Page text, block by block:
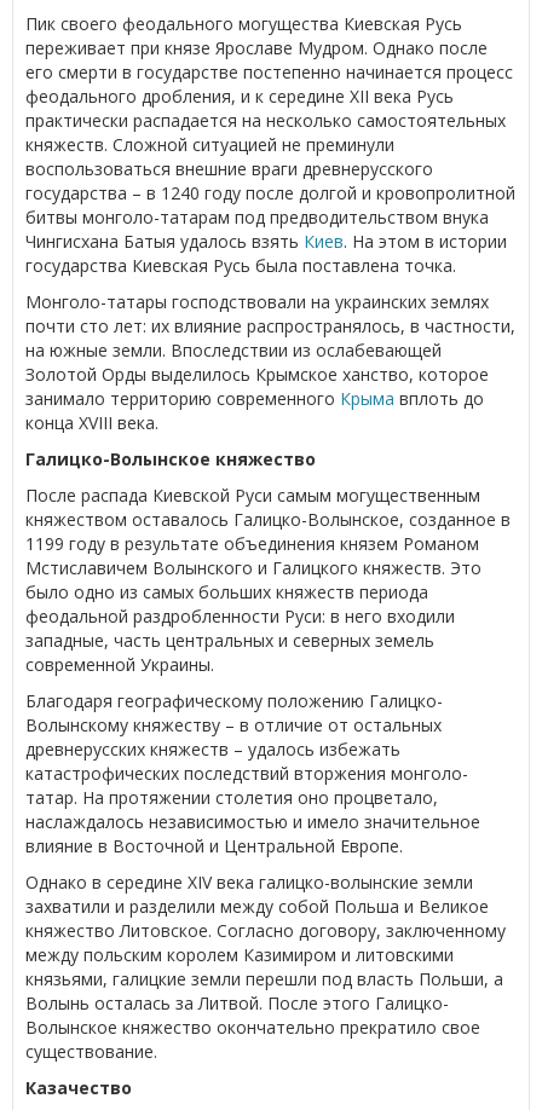
Пик своего феодального могущества Киевская Русь
переживает при князе Ярославе Мудром. Однако после
его смерти в государстве постепенно начинается процесс
феодального дробления, и к середине XII века Русь
практически распадается на несколько самостоятельных
княжеств. Сложной ситуацией не преминули
воспользоваться внешние враги древнерусского
государства – в 1240 году после долгой и кровопролитной
битвы монголо-татарам под предводительством внука
Чингисхана Батыя удалось взять Киев. На этом в истории
государства Киевская Русь была поставлена точка.
Монголо-татары господствовали на украинских землях
почти сто лет: их влияние распространялось, в частности,
на южные земли. Впоследствии из ослабевающей
Золотой Орды выделилось Крымское ханство, которое
занимало территорию современного Крыма вплоть до
конца XVIII века.
Галицко-Волынское княжество
После распада Киевской Руси самым могущественным
княжеством оставалось Галицко-Волынское, созданное в
1199 году в результате объединения князем Романом
Мстиславичем Волынского и Галицкого княжеств. Это
было одно из самых больших княжеств периода
феодальной раздробленности Руси: в него входили
западные, часть центральных и северных земель
современной Украины.
Благодаря географическому положению Галицко-
Волынскому княжеству – в отличие от остальных
древнерусских княжеств – удалось избежать
катастрофических последствий вторжения монголо-
татар. На протяжении столетия оно процветало,
наслаждалось независимостью и имело значительное
влияние в Восточной и Центральной Европе.
Однако в середине XIV века галицко-волынские земли
захватили и разделили между собой Польша и Великое
княжество Литовское. Согласно договору, заключенному
между польским королем Казимиром и литовскими
князьями, галицкие земли перешли под власть Польши, а
Волынь осталась за Литвой. После этого Галицко-
Волынское княжество окончательно прекратило свое
существование.
Казачество